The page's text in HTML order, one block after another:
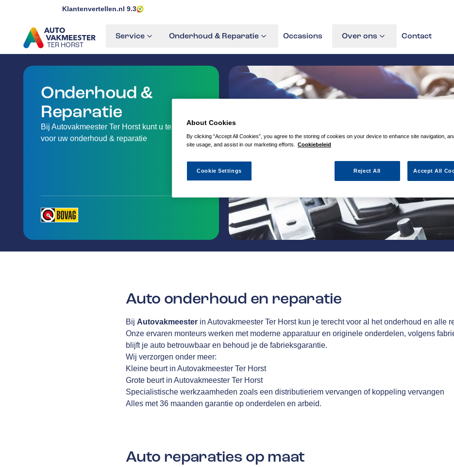
Klantenvertellen.nl 9.3
TER HORST
GA NAAR DE HOMEPAGINA
Service Onderhoud & Reparatie Occasions Over ons Contact
Onderhoud &
Reparatie
Bij Autovakmeester Ter Horst kunt u terecht
voor uw onderhoud & reparatie
Auto onderhoud en reparatie
Bij Autovakmeester in Autovakmeester Ter Horst kun je terecht voor al het onderhoud en alle
Onze ervaren monteurs werken met moderne apparatuur en originele onderdelen, volgens
blijft je auto betrouwbaar en behoud je de fabrieksgarantie.
Wij verzorgen onder meer:
Kleine beurt in Autovakmeester Ter Horst
Grote beurt in Autovakmeester Ter Horst
Specialistische werkzaamheden zoals een distributieriem vervangen of koppeling vervangen
Alles met 36 maanden garantie op onderdelen en arbeid.
Auto reparaties op maat
About Cookies
By clicking “Accept All Cookies”, you agree to the storing of cookies on your device to enhance site navigation,
site usage, and assist in our marketing efforts.
Cookiebeleid
Reject All Accept All
Cookie Settings